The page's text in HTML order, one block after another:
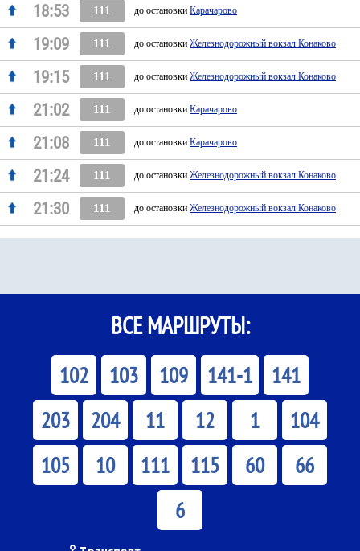
18:53 111 до остановки Карачарово
19:09 111 до остановки Железнодорожный вокзал Конаково
19:15 111 до остановки Железнодорожный вокзал Конаково
21:02 111 до остановки Карачарово
21:08 111 до остановки Карачарово
21:24 111 до остановки Железнодорожный вокзал Конаково
21:30 111 до остановки Железнодорожный вокзал Конаково
ВСЕ МАРШРУТЫ:
102 103 109 141-1
141
203
204 11 12 1
104
105
10 111 115 60
66
6